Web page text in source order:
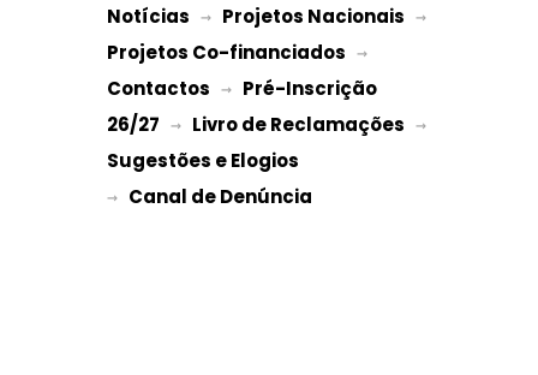
Notícias → Projetos Nacionais
Projetos Co-financiados
Contactos → Pré-Inscrição
26/27 → Livro de Reclamações
Sugestões e Elogios
→